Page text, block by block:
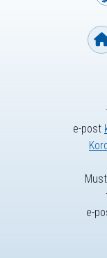
e-post
e-